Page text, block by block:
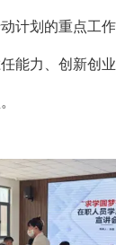
计划的重点工
能力、创新创